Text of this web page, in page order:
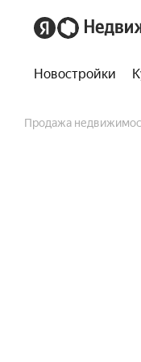
Новостройки
Продажа